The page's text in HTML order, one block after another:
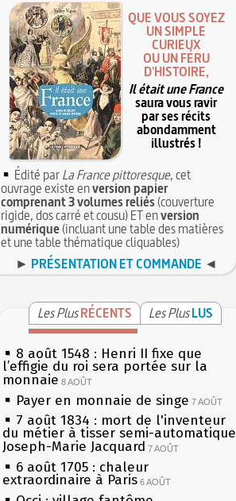
QUE VOUS SOYEZ
UN SIMPLE
CURIEUX
OU UN FÉRU
D'HISTOIRE,
Il était une France
saura vous ravir
par ses récits
abondamment
illustrés !
Édité parLa France pittoresque, cet
ouvrage existe enversion papier
comprenant 3 volumes reliés(couverture
rigide, dos carré et cousu) ET enversion
numérique(incluant une table des matières
et une table thématique cliquables)
► PRÉSENTATION ET COMMANDE ◄
Les Plus RÉCENTS Les Plus LUS
8 août 1548 : Henri II fixe que
l’effigie du roi sera portée sur la
monnaie 8 AOÛT
Payer en monnaie de singe 7 AOÛT
7 août 1834 : mort de l'inventeur
du métier à tisser semi-automatique
Joseph-Marie Jacquard 7 AOÛT
6 août 1705 : chaleur
extraordinaire à Paris 6 AOÛT